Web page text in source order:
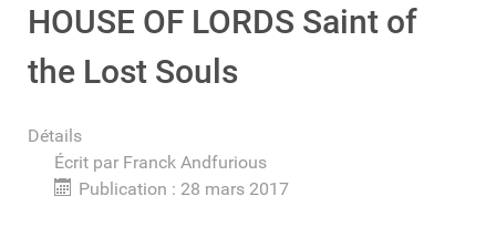
HOUSE OF LORDS Saint of
the Lost Souls
Détails
Écrit par Franck Andfurious
Publication : 28 mars 2017